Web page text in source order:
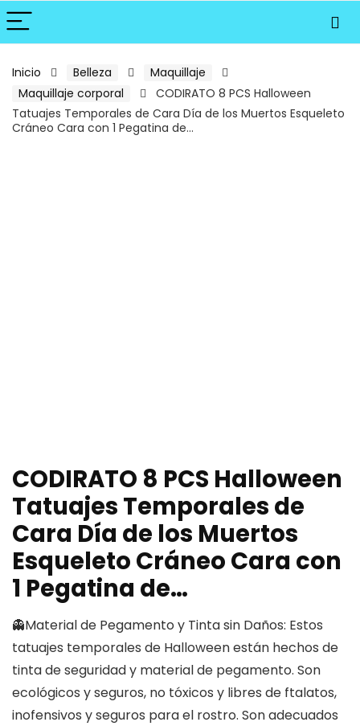
Inicio Belleza
Maquillaje
Maquillaje corporal
CODIRATO 8 PCS Halloween
Tatuajes Temporales de Cara Día de los Muertos Esqueleto
Cráneo Cara con 1 Pegatina de…
CODIRATO 8 PCS Halloween
Tatuajes Temporales de
Cara Día de los Muertos
Esqueleto Cráneo Cara con
1 Pegatina de…
👻Material de Pegamento y Tinta sin Daños: Estos
tatuajes temporales de Halloween están hechos de
tinta de seguridad y material de pegamento. Son
ecológicos y seguros, no tóxicos y libres de ftalatos,
inofensivos y seguros para el rostro. Son adecuados